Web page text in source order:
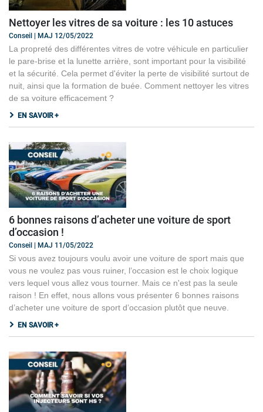
Nettoyer les vitres de sa voiture : les 10 astuces
Conseil | MAJ 12/05/2022
La propreté des différentes vitres de votre véhicule en particulier
le pare-brise et la lunette arrière, sont important pour la visibilité
et la sécurité. Cela permet d'éviter la perte de visibilité surtout de
nuit, ainsi que la formation de buée. Comment nettoyer les vitres
de sa voiture efficacement ?
EN SAVOIR +
6 bonnes raisons d’acheter une voiture de sport
d’occasion !
Conseil | MAJ 11/05/2022
Si vous avez toujours voulu avoir une voiture de sport mais que
vous ne voulez pas vous ruiner, l’occasion est le choix logique
vers lequel vous allez vous tourner. Mais ce n'est pas la seule
raison ! En effet, nous allons vous présenter 6 bonnes raisons
d’acheter une voiture de sport d’occasion plutôt que neuve.
EN SAVOIR +